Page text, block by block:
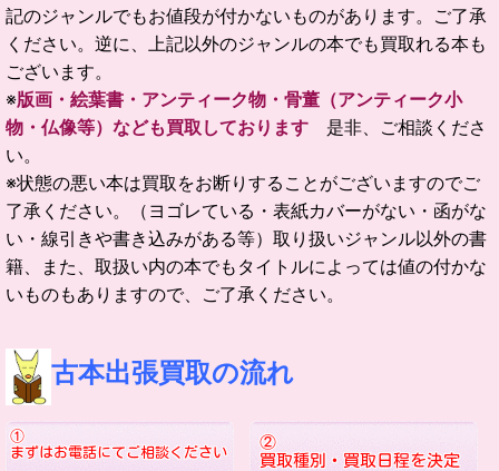
記のジャンルでもお値段が付かないものがあります。ご了承
ください。逆に、上記以外のジャンルの本でも買取れる本も
ございます。
※版画・絵葉書・アンティーク物・骨董（アンティーク小
物・仏像等）なども買取しております 是非、ご相談くださ
い。
※状態の悪い本は買取をお断りすることがございますのでご
了承ください。（ヨゴレている・表紙カバーがない・函がな
い・線引きや書き込みがある等）取り扱いジャンル以外の書
籍、また、取扱い内の本でもタイトルによっては値の付かな
いものもありますので、ご了承ください。
古本出張買取の流れ